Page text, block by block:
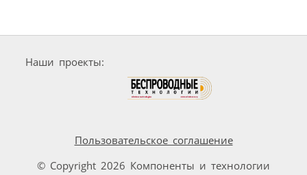
Наши проекты:
Пользовательское соглашение
© Copyright 2026 Компоненты и технологии